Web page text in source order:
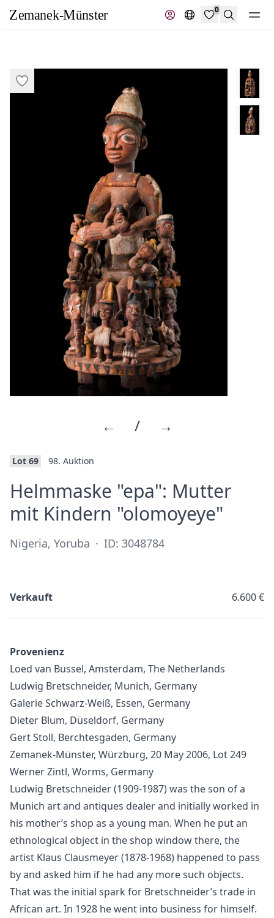
0
Suche
← / →
Lot 69 98. Auktion
Helmmaske "epa": Mutter
mit Kindern "olomoyeye"
Nigeria, Yoruba · ID: 3048784
Verkauft 6.600 €
Provenienz
Loed van Bussel, Amsterdam, The Netherlands
Ludwig Bretschneider, Munich, Germany
Galerie Schwarz-Weiß, Essen, Germany
Dieter Blum, Düseldorf, Germany
Gert Stoll, Berchtesgaden, Germany
Zemanek-Münster, Würzburg, 20 May 2006, Lot 249
Werner Zintl, Worms, Germany
Ludwig Bretschneider (1909-1987) was the son of a
Munich art and antiques dealer and initially worked in
his mother’s shop as a young man. When he put an
ethnological object in the shop window there, the
artist Klaus Clausmeyer (1878-1968) happened to pass
by and asked him if he had any more such objects.
That was the initial spark for Bretschneider’s trade in
African art. In 1928 he went into business for himself.